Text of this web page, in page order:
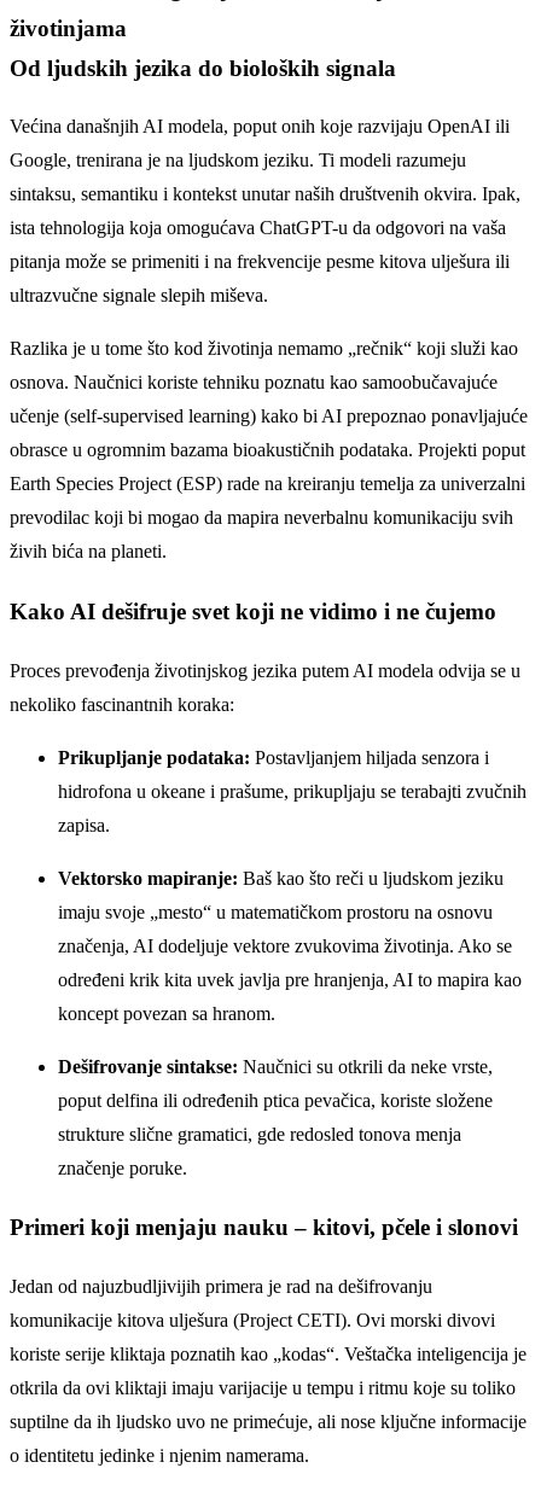
Od ljudskih jezika do bioloških signala
Većina današnjih AI modela, poput onih koje razvijaju OpenAI ili
Google, trenirana je na ljudskom jeziku. Ti modeli razumeju
sintaksu, semantiku i kontekst unutar naših društvenih okvira. Ipak,
ista tehnologija koja omogućava ChatGPT-u da odgovori na vaša
pitanja može se primeniti i na frekvencije pesme kitova ulješura ili
ultrazvučne signale slepih miševa.
Razlika je u tome što kod životinja nemamo „rečnik“ koji služi kao
osnova. Naučnici koriste tehniku poznatu kao samoobučavajuće
učenje (self-supervised learning) kako bi AI prepoznao ponavljajuće
obrasce u ogromnim bazama bioakustičnih podataka. Projekti poput
Earth Species Project (ESP) rade na kreiranju temelja za univerzalni
prevodilac koji bi mogao da mapira neverbalnu komunikaciju svih
živih bića na planeti.
Kako AI dešifruje svet koji ne vidimo i ne čujemo
Proces prevođenja životinjskog jezika putem AI modela odvija se u
nekoliko fascinantnih koraka:
Prikupljanje podataka: Postavljanjem hiljada senzora i
hidrofona u okeane i prašume, prikupljaju se terabajti zvučnih
zapisa.
Vektorsko mapiranje: Baš kao što reči u ljudskom jeziku
imaju svoje „mesto“ u matematičkom prostoru na osnovu
značenja, AI dodeljuje vektore zvukovima životinja. Ako se
određeni krik kita uvek javlja pre hranjenja, AI to mapira kao
koncept povezan sa hranom.
Dešifrovanje sintakse: Naučnici su otkrili da neke vrste,
poput delfina ili određenih ptica pevačica, koriste složene
strukture slične gramatici, gde redosled tonova menja
značenje poruke.
Primeri koji menjaju nauku – kitovi, pčele i slonovi
Jedan od najuzbudljivijih primera je rad na dešifrovanju
komunikacije kitova ulješura (Project CETI). Ovi morski divovi
koriste serije kliktaja poznatih kao „kodas“. Veštačka inteligencija je
otkrila da ovi kliktaji imaju varijacije u tempu i ritmu koje su toliko
suptilne da ih ljudsko uvo ne primećuje, ali nose ključne informacije
o identitetu jedinke i njenim namerama.